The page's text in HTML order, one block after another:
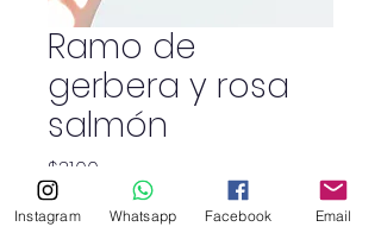
Ramo de
gerbera y rosa
salmón
$31.00
Política de envío
Instagram Whatsapp Facebook Email